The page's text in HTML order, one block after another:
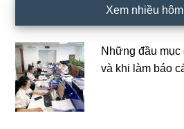
Xem nhiều
Những đầu mục
và khi làm báo